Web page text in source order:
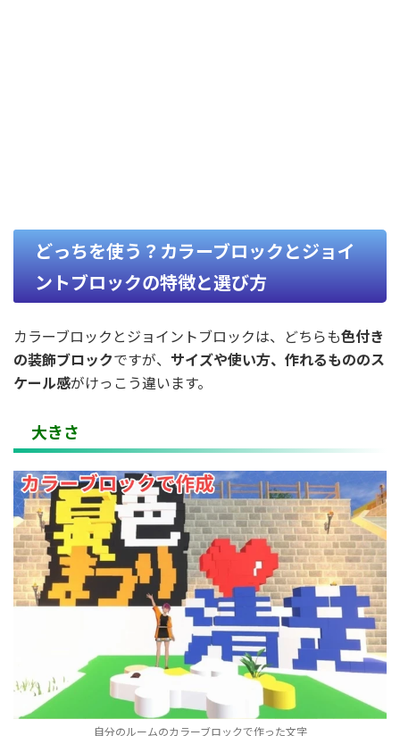
どっちを使う？カラーブロックとジョイ
ントブロックの特徴と選び方
カラーブロックとジョイントブロックは、どちらも色付き
の装飾ブロックですが、 サイズや使い方、作れるもののス
ケール感がけっこう違います。
大きさ
自分のルームのカラーブロックで作った文字